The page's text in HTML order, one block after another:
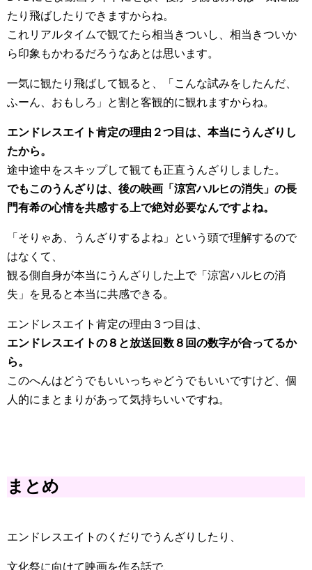
たり飛ばしたりできますからね。
これリアルタイムで観てたら相当きついし、相当きついか
ら印象もかわるだろうなあとは思います。
一気に観たり飛ばして観ると、「こんな試みをしたんだ、
ふーん、おもしろ」と割と客観的に観れますからね。
エンドレスエイト肯定の理由２つ目は、本当にうんざりし
たから。
途中途中をスキップして観ても正直うんざりしました。
でもこのうんざりは、後の映画「涼宮ハルヒの消失」の長
門有希の心情を共感する上で絶対必要なんですよね。
「そりゃあ、うんざりするよね」という頭で理解するので
はなくて、
観る側自身が本当にうんざりした上で「涼宮ハルヒの消
失」を見ると本当に共感できる。
エンドレスエイト肯定の理由３つ目は、
エンドレスエイトの８と放送回数８回の数字が合ってるか
ら。
このへんはどうでもいいっちゃどうでもいいですけど、個
人的にまとまりがあって気持ちいいですね。
まとめ
エンドレスエイトのくだりでうんざりしたり、
文化祭に向けて映画を作る話で、